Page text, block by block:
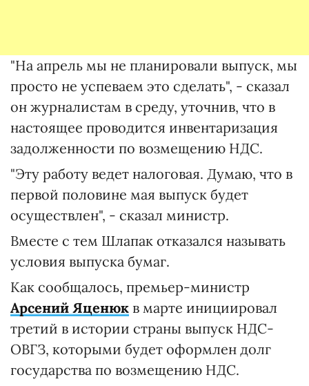
"На апрель мы не планировали выпуск, мы
просто не успеваем это сделать", - сказал
он журналистам в среду, уточнив, что в
настоящее проводится инвентаризация
задолженности по возмещению НДС.
"Эту работу ведет налоговая. Думаю, что в
первой половине мая выпуск будет
осуществлен", - сказал министр.
Вместе с тем Шлапак отказался называть
условия выпуска бумаг.
Как сообщалось, премьер-министр
Арсений Яценюк в марте инициировал
третий в истории страны выпуск НДС-
ОВГЗ, которыми будет оформлен долг
государства по возмещению НДС.